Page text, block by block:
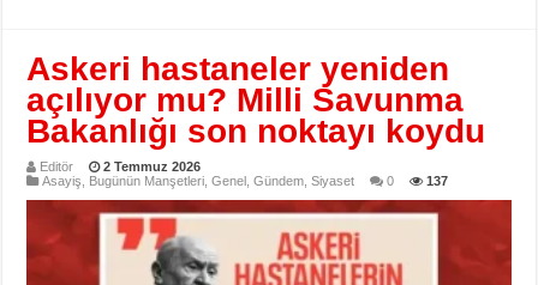
Askeri hastaneler yeniden
açılıyor mu? Milli Savunma
Bakanlığı son noktayı koydu
Editör
2 Temmuz 2026
Asayiş
Bugünün Manşetleri ,Genel ,Gündem ,Siyaset 0 137